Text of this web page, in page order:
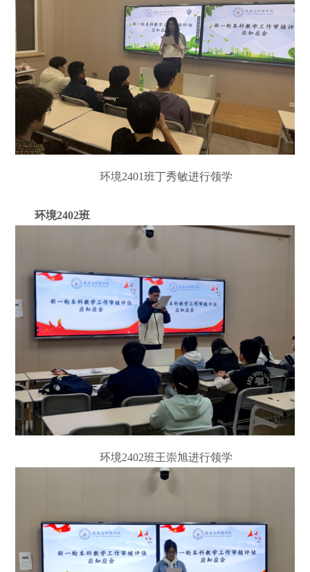
环境2401班丁秀敏进行领学
环境2402班
环境2402班王崇旭进行领学